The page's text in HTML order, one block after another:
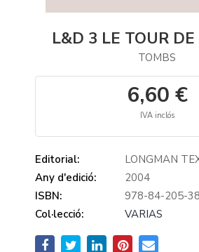
L&D 3 LE TOUR DE
TOMBS
6,60 €
IVA inclós
Editorial:
LONGMAN
Any d'edició:
2004
ISBN:
978-84-205-
Col·lecció:
VARIAS